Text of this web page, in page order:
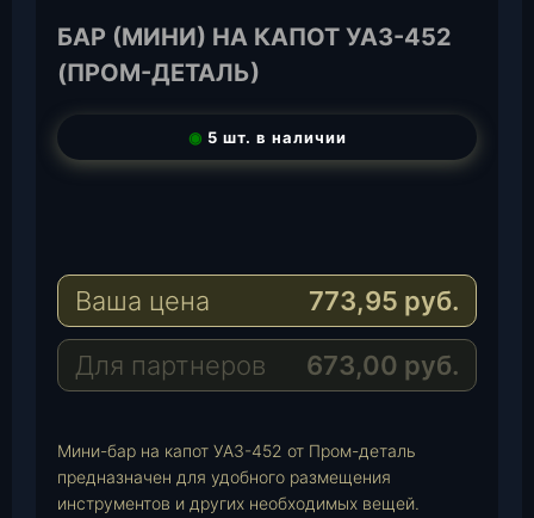
БАР (МИНИ) НА КАПОТ УАЗ-452
(ПРОМ-ДЕТАЛЬ)
◉ 5 шт. в наличии
e
r
a
m
a
s
A
p
a
i
l
Ваша цена 773,95 руб.
Для партнеров 673,00 руб.
Мини-бар на капот УАЗ-452 от Пром-деталь
предназначен для удобного размещения
инструментов и других необходимых вещей.